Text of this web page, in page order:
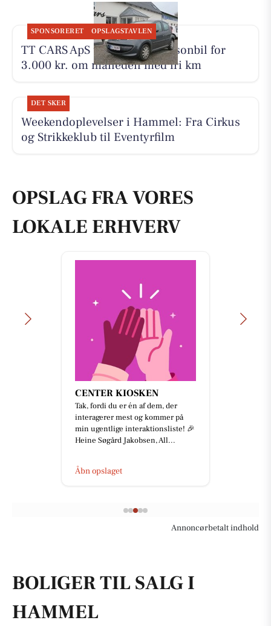
SPONSORERET OPSLAGSTAVLEN
TT CARS ApS udlejer lille personbil for
3.000 kr. om måneden med fri km
DET SKER
Weekendoplevelser i Hammel: Fra Cirkus
og Strikkeklub til Eventyrfilm
OPSLAG FRA VORES
LOKALE ERHVERV
CENTER KIOSKEN
Tak, fordi du er én af dem, der
interagerer mest og kommer på
min ugentlige interaktionsliste! 🎉
Heine Søgård Jakobsen, All...
Åbn opslaget
Annoncørbetalt indhold
BOLIGER TIL SALG I
HAMMEL